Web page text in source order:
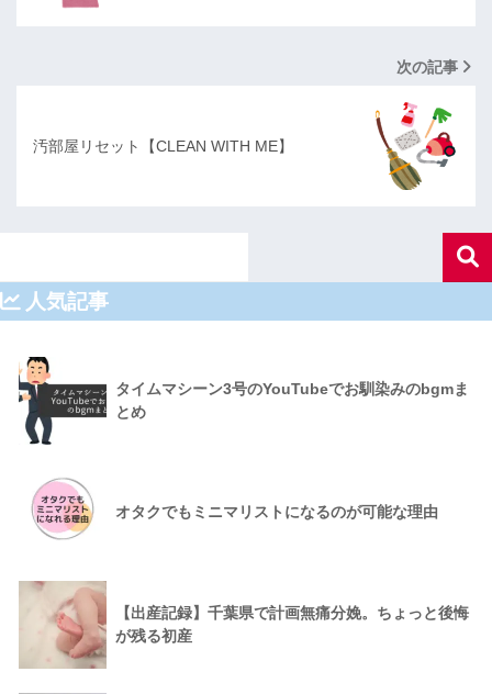
次の記事
汚部屋リセット【CLEAN WITH ME】
人気記事
タイムマシーン3号のYouTubeでお馴染みのbgmま
とめ
オタクでもミニマリストになるのが可能な理由
【出産記録】千葉県で計画無痛分娩。ちょっと後悔
が残る初産